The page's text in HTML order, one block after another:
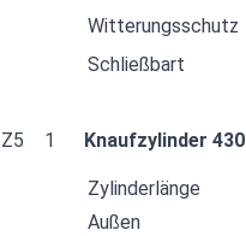
Witterungsschutz
Schließbart
Z5 1 Knaufzylinder 430
Zylinderlänge
Außen